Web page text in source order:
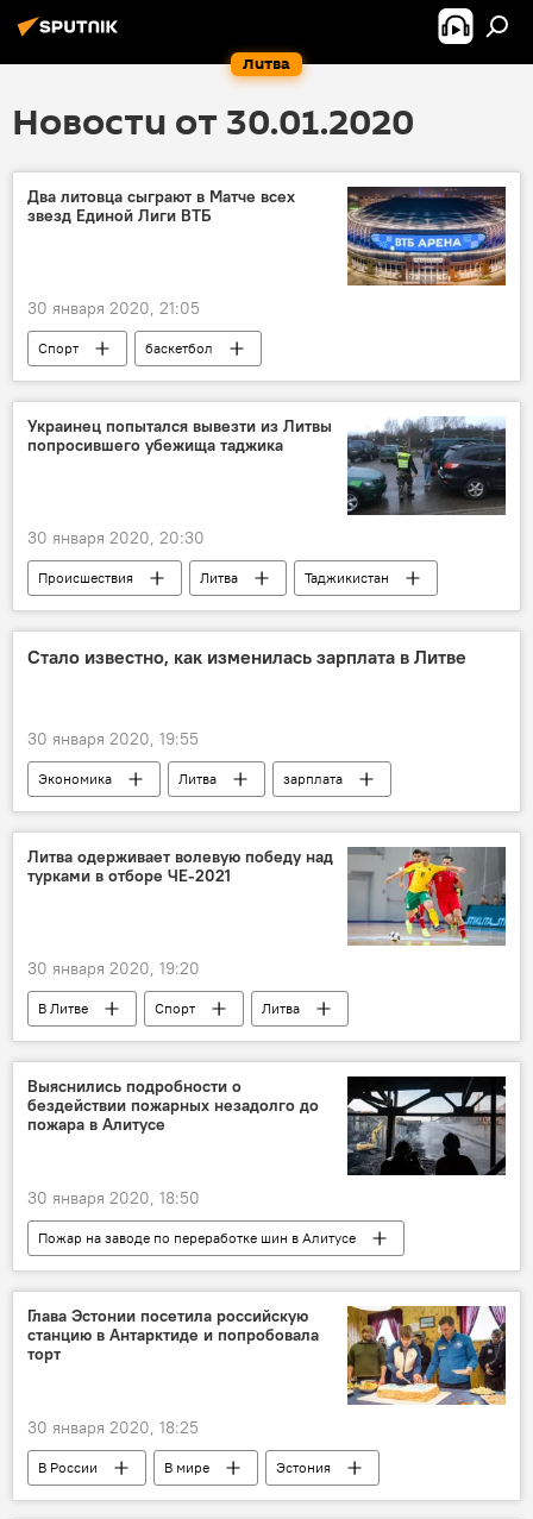
Литва
Новости от 30.01.2020
Два литовца сыграют в Матче всех
звезд Единой Лиги ВТБ
30 января 2020, 21:05
Спорт баскетбол
Украинец попытался вывезти из Литвы
попросившего убежища таджика
30 января 2020, 20:30
Происшествия Литва Таджикистан
Стало известно, как изменилась зарплата в Литве
30 января 2020, 19:55
Экономика Литва зарплата
Литва одерживает волевую победу над
турками в отборе ЧЕ-2021
30 января 2020, 19:20
В Литве Спорт
Литва
спорт
Выяснились подробности о
бездействии пожарных незадолго до
пожара в Алитусе
30 января 2020, 18:50
Пожар на заводе по переработке шин в Алитусе
Общество
Литва
Алитус
пожар
Глава Эстонии посетила российскую
станцию в Антарктиде и попробовала
торт
30 января 2020, 18:25
В России В мире
Эстония
Керсти Кальюлайд
Россия